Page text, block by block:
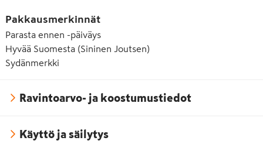
Pakkausmerkinnät
Parasta ennen -päiväys
Hyvää Suomesta (Sininen Joutsen)
Sydänmerkki
Ravintoarvo- ja koostumustiedot
Käyttö ja säilytys